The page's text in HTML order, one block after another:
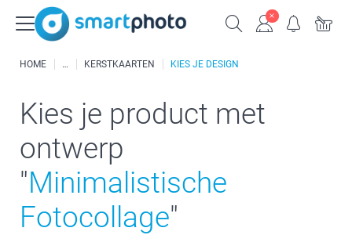
HOME KERSTKAARTEN KIES JE DESIGN
Kies je product met
ontwerp
"Minimalistische
Fotocollage"